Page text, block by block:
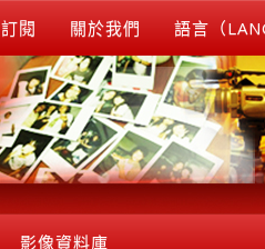
閱 關於我們 語言（
影像資料庫